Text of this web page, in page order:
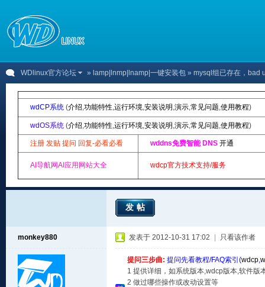
WDlinux官方论坛 » lamp|lnmp|lnamp|一键安装包 » mysql组已存在，bad
wdCP系统 (介绍,功能特性,运行环境,安装说明 ,演示,常见问题,使用教程)
wdOS系统 (介绍,功能特性,运行环境,安装说明 ,演示,常见问题,使用教程)
注册 发贴 提问 回复-必看必看 wddns免费智能 DNS 开通
AI导航网AI应用网站大全 wdcp官方技术支持/服务
发帖
monkey880 发表于 2012-10-31 17:02 只看该作者
提问三步曲: 提问先看教程/FAQ索引(wdcp,
1 提供详细，如系统版本,wdcp版本,软件版
2 做过哪些操作或改动设置等